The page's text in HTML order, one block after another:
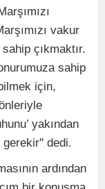
vakur
çıkmaktır.
sahip
için,
yakından
gerekir'' dedi.
ardından